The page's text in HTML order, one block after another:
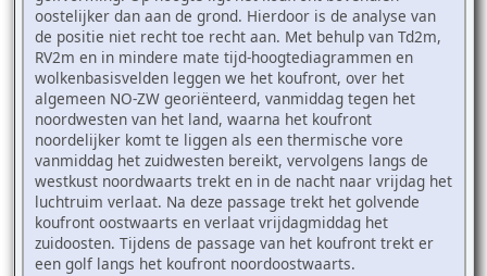
oostelijker dan aan de grond. Hierdoor is de analyse van
de positie niet recht toe recht aan. Met behulp van Td2m,
RV2m en in mindere mate tijd-hoogtediagrammen en
wolkenbasisvelden leggen we het koufront, over het
algemeen NO-ZW georiënteerd, vanmiddag tegen het
noordwesten van het land, waarna het koufront
noordelijker komt te liggen als een thermische vore
vanmiddag het zuidwesten bereikt, vervolgens langs de
westkust noordwaarts trekt en in de nacht naar vrijdag het
luchtruim verlaat. Na deze passage trekt het golvende
koufront oostwaarts en verlaat vrijdagmiddag het
zuidoosten. Tijdens de passage van het koufront trekt er
een golf langs het koufront noordoostwaarts.